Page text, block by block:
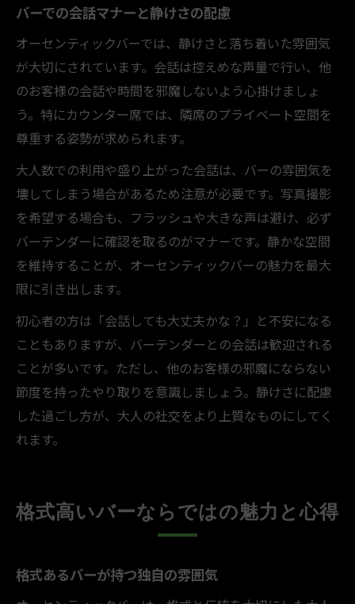
バーでの会話マナーと静けさの配慮
オーセンティックバーでは、静けさと落ち着いた雰囲気
が大切にされています。会話は控えめな声量で行い、他
のお客様の会話や時間を邪魔しないよう心掛けましょ
う。特にカウンター席では、隣席のプライベート空間を
尊重する姿勢が求められます。
大人数での利用や盛り上がった会話は、バーの雰囲気を
壊してしまう場合があるため注意が必要です。写真撮影
を希望する場合も、フラッシュや大きな声は避け、必ず
バーテンダーに確認を取るのがマナーです。静かな空間
を維持することが、オーセンティックバーの魅力を最大
限に引き出します。
初心者の方は「会話しても大丈夫かな？」と不安になる
こともありますが、バーテンダーとの会話は歓迎される
ことが多いです。ただし、他のお客様の邪魔にならない
節度を持ったやり取りを意識しましょう。静けさに配慮
した過ごし方が、大人の社交をより上質なものにしてく
れます。
格式高いバーならではの魅力と心得
格式あるバーが持つ独自の雰囲気